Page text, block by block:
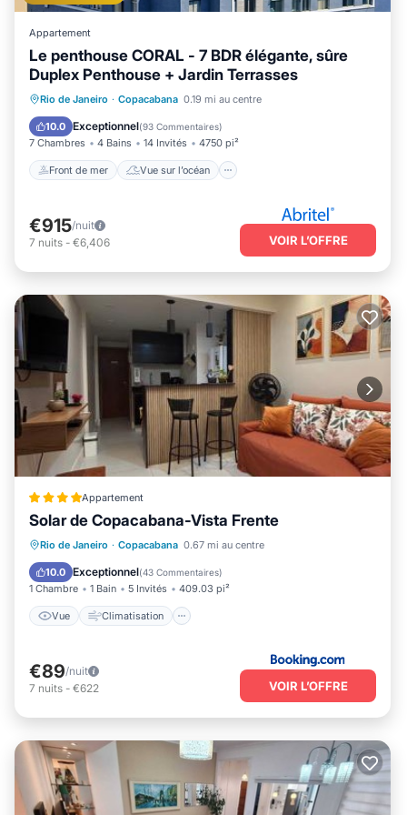
Appartement
Le penthouse CORAL - 7 BDR élégante, sûre
Duplex Penthouse + Jardin Terrasses
Rio de Janeiro · Copacabana 0.19 mi au centre
10.0 Exceptionnel(93 Commentaires)
7 Chambres 4 Bains 14 Invités 4750 pi²
Front de mer Vue sur l’océan
Front de mer
Vue sur l’océan
Balcon/Terrasse
Vue
€915/nuit
7 nuits - €6,406 VOIR L’OFFRE
Appartement
Solar de Copacabana-Vista Frente
Rio de Janeiro · Copacabana 0.67 mi au centre
10.0 Exceptionnel(43 Commentaires)
1 Chambre 1 Bain 5 Invités 409.03 pi²
Vue Climatisation
Vue Climatisation
Internet
Accessibilité
€89/nuit
7 nuits - €622 VOIR L’OFFRE